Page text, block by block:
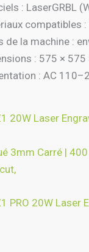
: LaserGRBL
compatibles :
de la machine :
: 575 ×
: AC
20W Laser
3mm Carré |
PRO 20W Laser